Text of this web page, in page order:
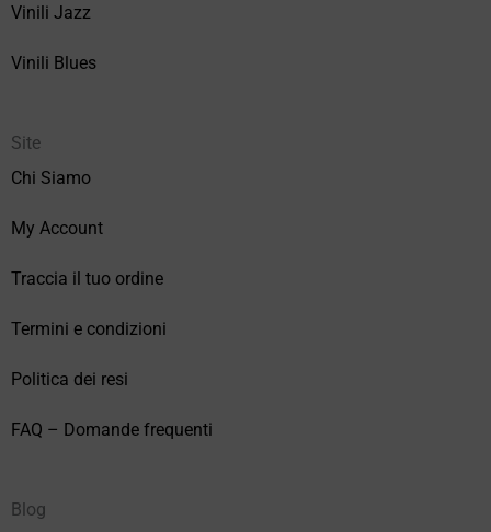
Vinili Jazz
Vinili Blues
Site
Chi Siamo
My Account
Traccia il tuo ordine
Termini e condizioni
Politica dei resi
FAQ – Domande frequenti
Blog